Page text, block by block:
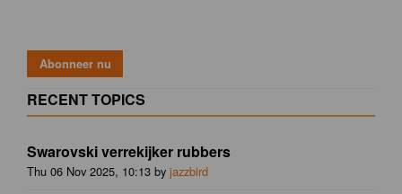
RECENT TOPICS
Swarovski verrekijker rubbers
Thu 06 Nov 2025, 10:13 by jazzbird